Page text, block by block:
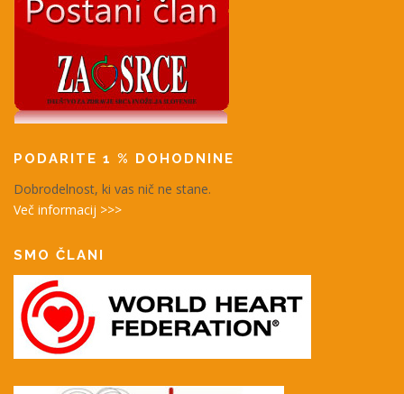
PODARITE 1 % DOHODNINE
Dobrodelnost, ki vas nič ne stane.
Več informacij >>>
SMO ČLANI